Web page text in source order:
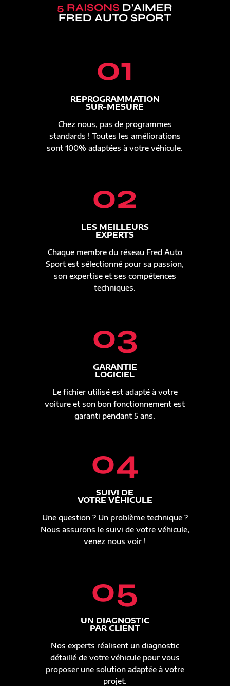
5 RAISONS D’AIMER
FRED AUTO SPORT
01
REPROGRAMMATION
SUR-MESURE
Chez nous, pas de programmes
standards ! Toutes les améliorations
sont 100% adaptées à votre véhicule.
02
LES MEILLEURS
EXPERTS
Chaque membre du réseau Fred Auto
Sport est sélectionné pour sa passion,
son expertise et ses compétences
techniques.
03
GARANTIE
LOGICIEL
Le fichier utilisé est adapté à votre
voiture et son bon fonctionnement est
garanti pendant 5 ans.
04
SUIVI DE
VOTRE VÉHICULE
Une question ? Un problème technique ?
Nous assurons le suivi de votre véhicule,
venez nous voir !
05
UN DIAGNOSTIC
PAR CLIENT
Nos experts réalisent un diagnostic
détaillé de votre véhicule pour vous
proposer une solution adaptée à votre
projet.